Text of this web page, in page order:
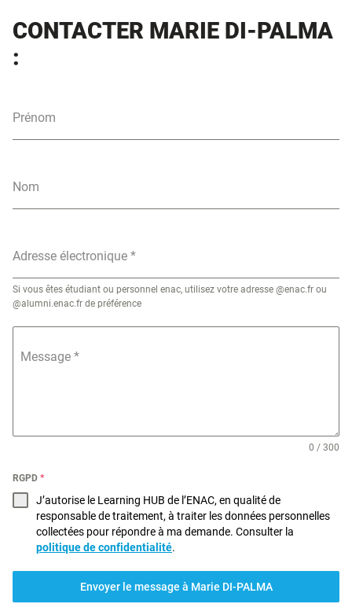
CONTACTER MARIE DI-PALMA
:
Prénom
Nom
Adresse électronique *
Si vous êtes étudiant ou personnel enac, utilisez votre adresse @enac.fr ou
@alumni.enac.fr de préférence
Message *
0 / 300
RGPD *
J’autorise le Learning HUB de l’ENAC, en qualité de
responsable de traitement, à traiter les données personnelles
collectées pour répondre à ma demande. Consulter la
politique de confidentialité.
Envoyer le message à Marie DI-PALMA